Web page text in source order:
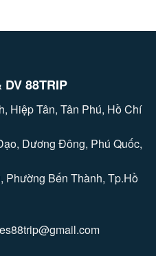
88TRIP
Hiệp Tân, Tân Phú, Hồ Chí
Dương Đông, Phú Quốc,
Bến Thành, Tp.Hồ